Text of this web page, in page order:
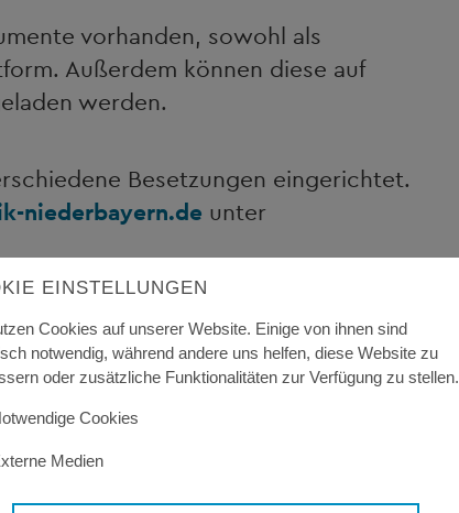
vorhanden, sowohl als
Außerdem können diese auf
werden.
Besetzungen eingerichtet.
niederbayern.de unter
haben möchten, fragen Sie
ein Stück bearbeiten, würden
EINSTELLUNGEN
Cookies auf unserer Website. Einige von ihnen sind
notwendig, während andere uns helfen, diese Website zu
oder zusätzliche Funktionalitäten zur Verfügung zu stellen.
Cookies
Medien